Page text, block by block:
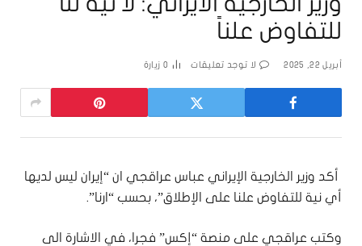
للتفاوض علناً
أبريل 22, 2025 لا توجد تعليقات 0 زيارة
أكد وزير الخارجية الإيراني عباس عراقجي ان “إيران ليس لديها
أي نية للتفاوض علنا ​​على الإطلاق”، بحسب “ارنا”.
وكتب عراقجي على منصة “إكس” فجرا، في الاشارة الى